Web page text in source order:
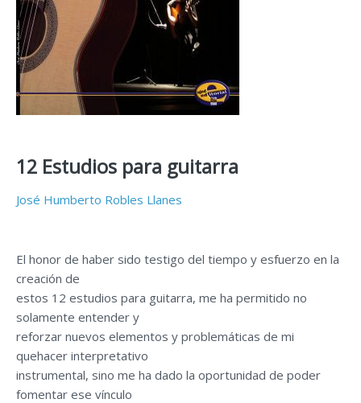
12 Estudios para guitarra
José Humberto Robles Llanes
El honor de haber sido testigo del tiempo y esfuerzo en la
creación de
estos 12 estudios para guitarra, me ha permitido no
solamente entender y
reforzar nuevos elementos y problemáticas de mi
quehacer interpretativo
instrumental, sino me ha dado la oportunidad de poder
fomentar ese vínculo